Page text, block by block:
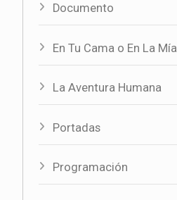
Documento
En Tu Cama o En La Mía
La Aventura Humana
Portadas
Programación